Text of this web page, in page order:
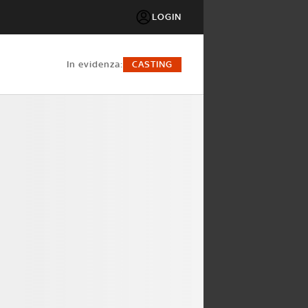
LOGIN
in evidenza: CASTING